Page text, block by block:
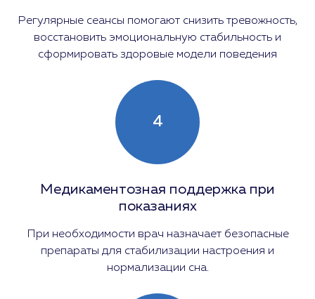
Регулярные сеансы помогают снизить тревожность,
восстановить эмоциональную стабильность и
сформировать здоровые модели поведения
4
Медикаментозная поддержка при
показаниях
При необходимости врач назначает безопасные
препараты для стабилизации настроения и
нормализации сна.